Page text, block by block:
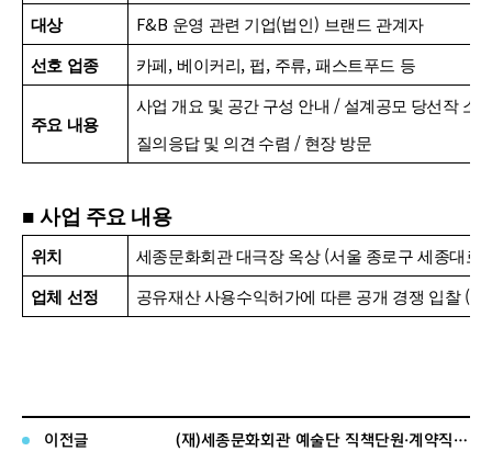
대상 F&B 운영 관련 기업(법인 ) 브랜드 관계자
선호 업종 카페 , 베이커리 , 펍, 주류,패스트푸드 등
주요 내용
사업 개요 및 공간 구성 안내 / 설계공모 당선작 소
질의응답 및 의견 수렴 / 현장 방문
■ 사업 주요 내용
위치 세종문화회관 대극장 옥상 (서울 종로구 세종대로
업체 선정 공유재산 사용수익허가에 따른 공개 경쟁 입찰 (
이전글 (재)세종문화회관 예술단 직책단원·계약직 직원 공개채용 면접전형 합격자 공고